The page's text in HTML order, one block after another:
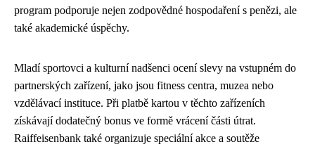
program podporuje nejen zodpovědné hospodaření s penězi, ale
také akademické úspěchy.
Mladí sportovci a kulturní nadšenci ocení slevy na vstupném do
partnerských zařízení, jako jsou fitness centra, muzea nebo
vzdělávací instituce. Při platbě kartou v těchto zařízeních
získávají dodatečný bonus ve formě vrácení části útrat.
Raiffeisenbank také organizuje speciální akce a soutěže